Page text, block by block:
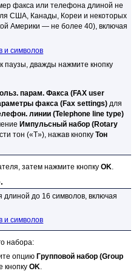
факса или телефона длиной не
США, Канады, Кореи и некоторых
Америки — не более 40), включая
и символов
паузы, дважды нажмите кнопку
парам. Факса (FAX user
факса (Fax settings) для
линии (Telephone line type)
Импульсный набор (Rotary
тон («T»), нажав кнопкуТон
затем нажмите кнопкуOK
длиной до 16 символов, включая
и символов
набора:
опциюГрупповой набор (Group
кнопкуOK